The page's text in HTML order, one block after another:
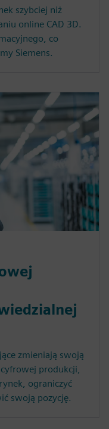
szybciej niż
online CAD 3D.
co
Siemens.
zmieniają swoją
produkcji,
ograniczyć
swoją pozycję.